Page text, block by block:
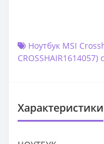
Ноутбук MSI
Характеристики